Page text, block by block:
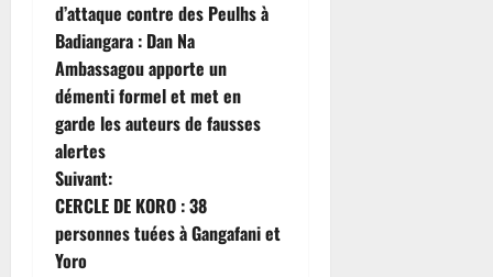
a
v
i
g
a
t
d’attaque contre des Peulhs à
Badiangara : Dan Na
Ambassagou apporte un
démenti formel et met en
garde les auteurs de fausses
alertes
Suivant:
CERCLE DE KORO : 38
personnes tuées à Gangafani et
Yoro